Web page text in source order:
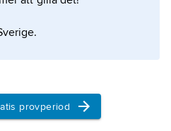
provperiod